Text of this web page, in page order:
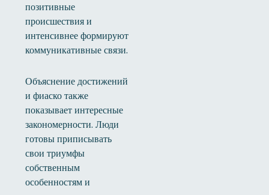
позитивные
происшествия и
интенсивнее формируют
коммуникативные связи.
Объяснение достижений
и фиаско также
показывает интересные
закономерности. Люди
готовы приписывать
свои триумфы
собственным
особенностям и